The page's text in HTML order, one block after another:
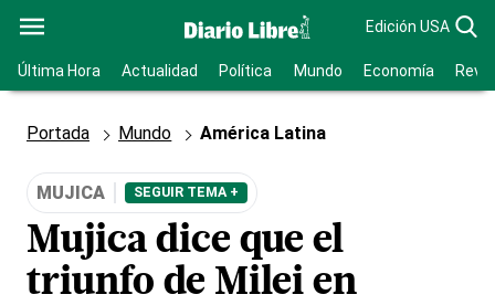
Edición USA
Última Hora Actualidad Política Mundo Economía
Portada Mundo América Latina
MUJICA SEGUIR TEMA +
Mujica dice que el
triunfo de Milei en